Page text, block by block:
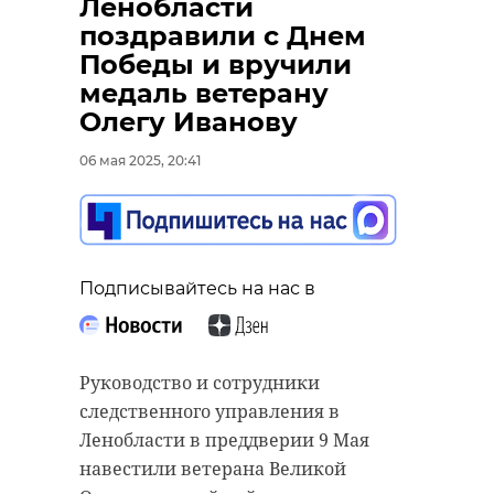
Ленобласти
поздравили с Днем
Победы и вручили
медаль ветерану
Олегу Иванову
06 мая 2025, 20:41
Подписывайтесь на нас в
Руководство и сотрудники
следственного управления в
Ленобласти в преддверии 9 Мая
навестили ветерана Великой